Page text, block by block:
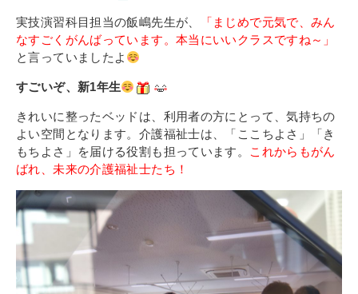
実技演習科目担当の飯嶋先生が、
「まじめで元気で、みん
なすごくがんばっています。本当にいいクラスですね～」
と言っていましたよ
すごいぞ、新1年生
きれいに整ったベッドは、利用者の方にとって、気持ちの
よい空間となります。 介護福祉士は、「ここちよさ」「き
もちよさ」を届ける役割も担っています。
これからもがん
ばれ、未来の介護福祉士たち！